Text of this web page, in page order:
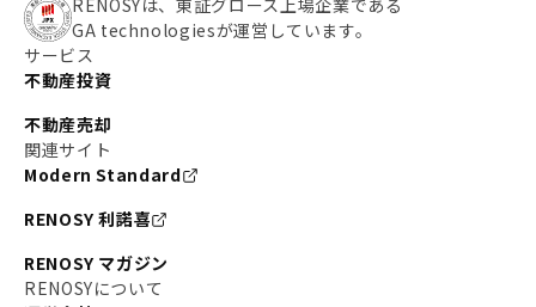
RENOSYは、東証グロース上場企業である
GA technologiesが運営しています。
サービス
不動産投資
不動産売却
関連サイト
Modern Standard
RENOSY 利諾喜
RENOSY マガジン
RENOSYについて